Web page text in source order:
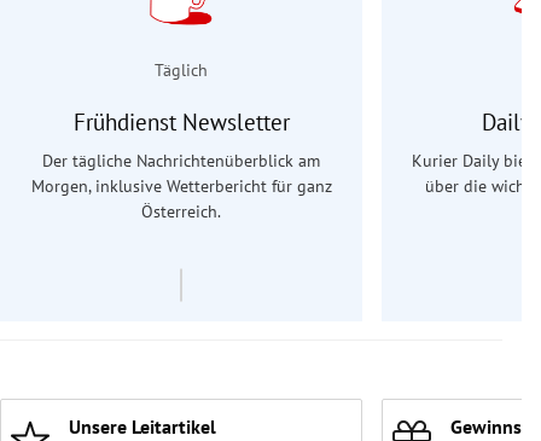
Täglich
Frühdienst Newsletter
Der tägliche Nachrichtenüberblick am
Morgen, inklusive Wetterbericht für ganz
Österreich.
Daily
Kurier Daily
über die
Unsere Leitartikel